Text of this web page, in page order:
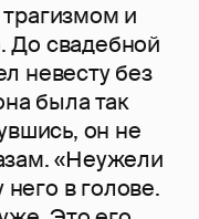
и
До свадебной
невесту без
была так
он не
«Неужели
него в голове.